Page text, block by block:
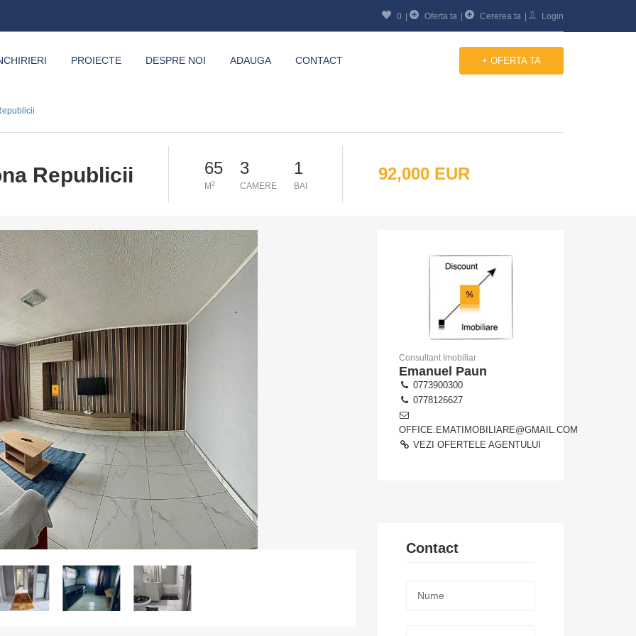
0 Oferta ta Cererea ta Login
PROIECTE DESPRE NOI ADAUGA CONTACT + OFERTA TA
Republicii 65
M 2
3
CAMERE
1
BAI
92,000 EUR
Consultant Imobiliar
Emanuel Paun
0773900300
0778126627
OFFICE.EMATIMOBILIARE@GMAIL.COM
VEZI OFERTELE AGENTULUI
Contact